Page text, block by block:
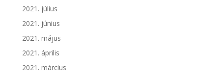
2021. július
2021. június
2021. május
2021. április
2021. március